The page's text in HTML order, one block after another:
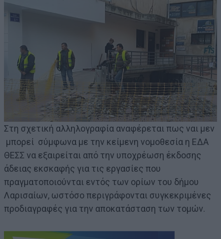
Στη σχετική αλληλογραφία αναφέρεται πως ναι μεν
μπορεί σύμφωνα με την κείμενη νομοθεσία η ΕΔΑ
ΘΕΣΣ να εξαιρείται από την υποχρέωση έκδοσης
άδειας εκσκαφής για τις εργασίες που
πραγματοποιούνται εντός των ορίων του δήμου
Λαρισαίων, ωστόσο περιγράφονται συγκεκριμένες
προδιαγραφές για την αποκατάσταση των τομών.